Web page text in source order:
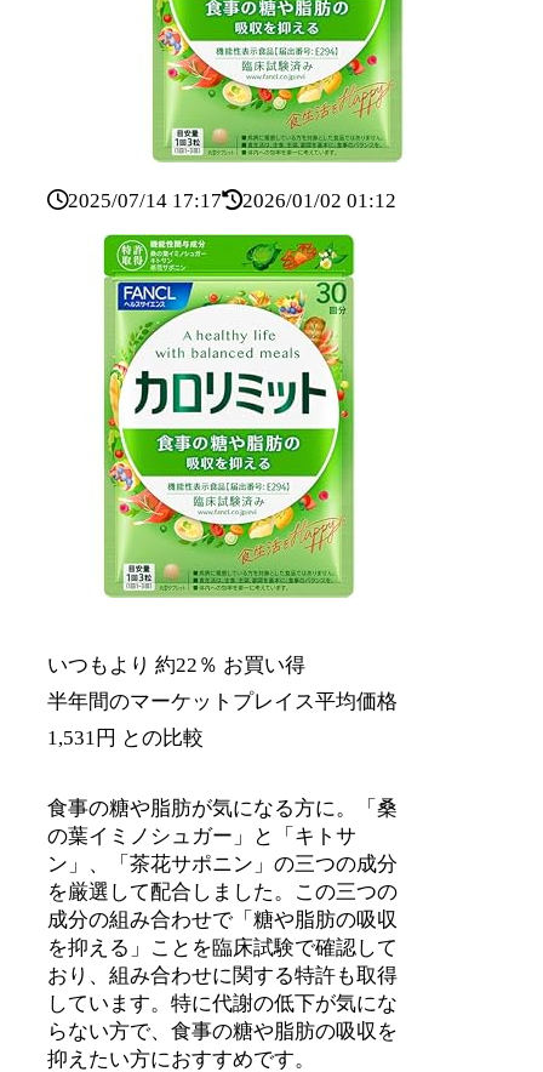
2025/07/14 17:17 2026/01/02 01:12
いつもより 約22％ お買い得
半年間のマーケットプレイス平均価格
1,531円 との比較
食事の糖や脂肪が気になる方に。「桑
の葉イミノシュガー」と「キトサ
ン」、「茶花サポニン」の三つの成分
を厳選して配合しました。この三つの
成分の組み合わせで「糖や脂肪の吸収
を抑える」ことを臨床試験で確認して
おり、組み合わせに関する特許も取得
しています。特に代謝の低下が気にな
らない方で、食事の糖や脂肪の吸収を
抑えたい方におすすめです。